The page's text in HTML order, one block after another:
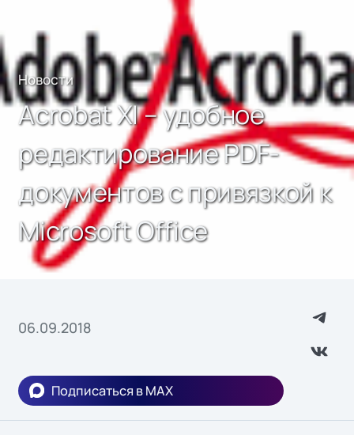
Новости
Acrobat XI – удобное
редактирование PDF-
документов с привязкой к
Microsoft Office
06.09.2018
Подписаться в MAX